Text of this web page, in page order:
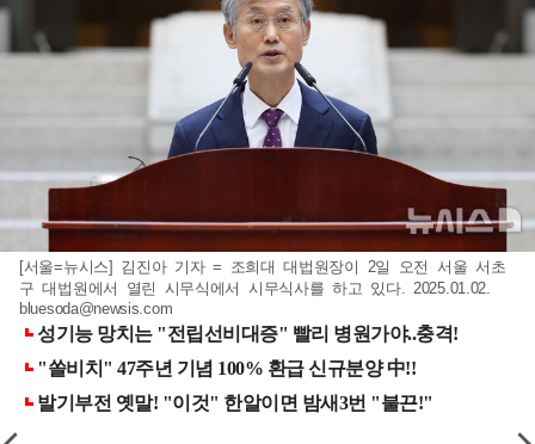
[서울=뉴시스] 김진아 기자 = 조희대 대법원장이 2일 오전 서울 서초
구 대법원에서 열린 시무식에서 시무식사를 하고 있다. 2025.01.02.
bluesoda@newsis.com